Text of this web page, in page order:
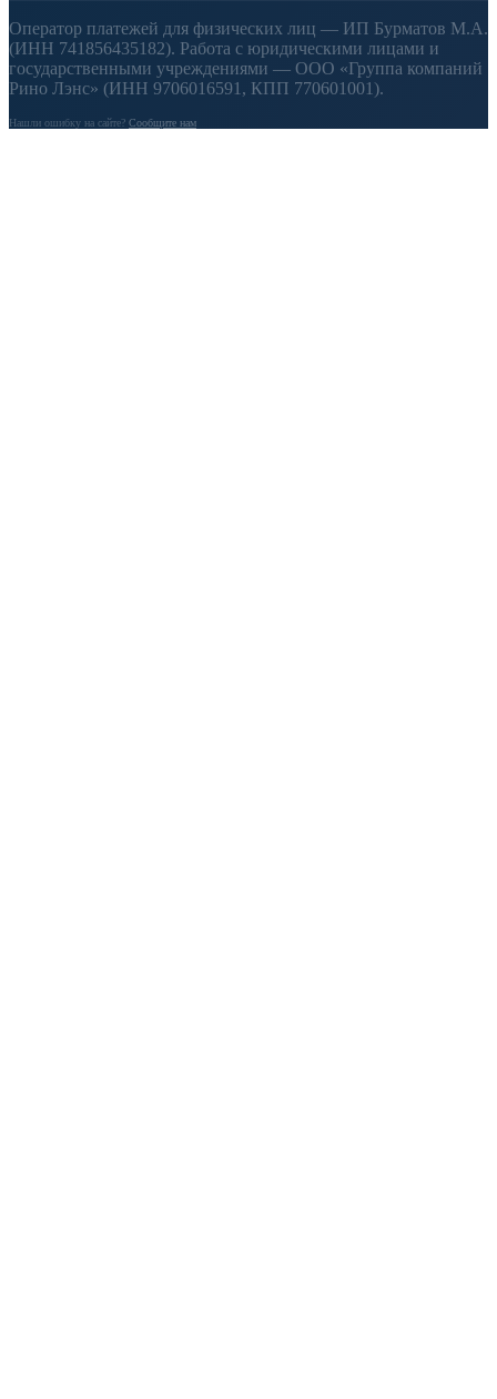
Оператор платежей для физических лиц — ИП Бурматов М.А.
(ИНН 741856435182). Работа с юридическими лицами и
государственными учреждениями — ООО «Группа компаний
Рино Лэнс» (ИНН 9706016591, КПП 770601001).
Нашли ошибку на сайте? Сообщите нам